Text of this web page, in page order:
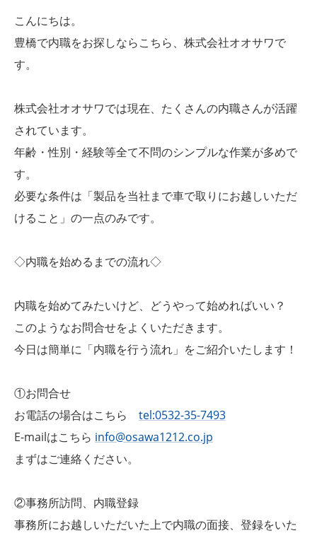
こんにちは。
豊橋で内職をお探しならこちら、株式会社オオサワで
す。
株式会社オオサワでは現在、たくさんの内職さんが活躍
されています。
年齢・性別・経験等全て不問のシンプルな作業が多めで
す。
必要な条件は「製品を当社まで車で取りにお越しいただ
けること」の一点のみです。
◇内職を始めるまでの流れ◇
内職を始めてみたいけど、どうやって始めればいい？
このようなお問合せをよくいただきます。
今日は簡単に「内職を行う流れ」をご紹介いたします！
①お問合せ
お電話の場合はこちら tel:0532-35-7493
E-mailはこちら info@osawa1212.co.jp
まずはご連絡ください。
②事務所訪問、内職登録
事務所にお越しいただいた上で内職の面接、登録をいた